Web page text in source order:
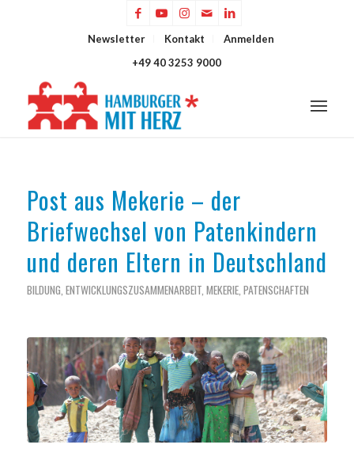
Newsletter Kontakt
Anmelden
+49 40 3253 9000
Post aus Mekerie – der
Briefwechsel von Patenkindern
und deren Eltern in Deutschland
BILDUNG, ENTWICKLUNGSZUSAMMENARBEIT, MEKERIE, PATENSCHAFTEN